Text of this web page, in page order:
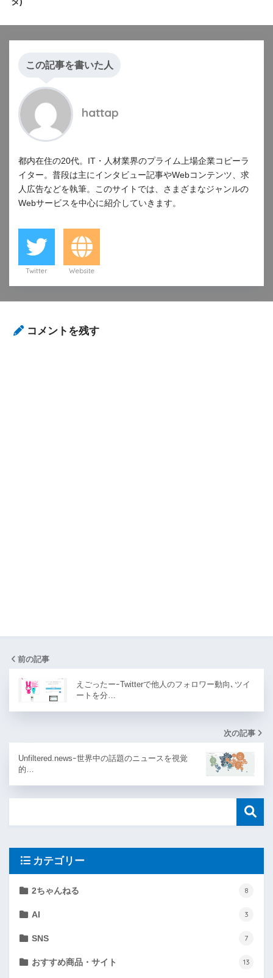
この記事を書いた人
hattap
都内在住の20代。IT・人材業界のプライム上場企業コピーラ
イター。普段は主にインタビュー記事やWebコンテンツ、求
人広告などを執筆。このサイトでは、さまざまなジャンルの
Webサービスを中心に紹介していきます。
Twitter Website
コメントを残す
前の記事
えごったーｰTwitterで他人のフォロワー動向､ツイ
ートを分…
次の記事
Unfiltered.newsｰ世界中の話題のニュースを視覚
的…
カテゴリー
2ちゃんねる 8
AI 3
SNS 7
おすすめ商品・サイト 13